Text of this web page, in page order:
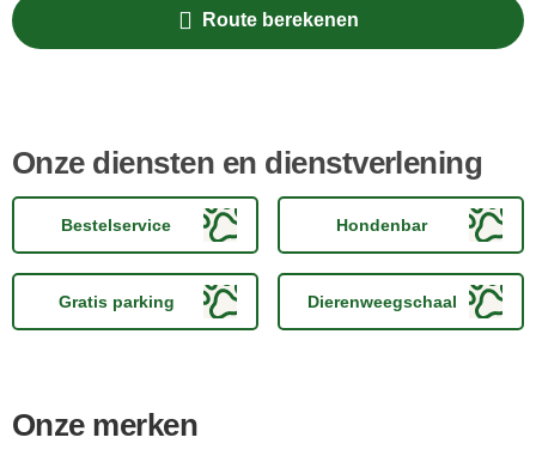
Route berekenen
Onze diensten en dienstverlening
Bestelservice Hondenbar
Gratis parking Dierenweegschaal
Onze merken